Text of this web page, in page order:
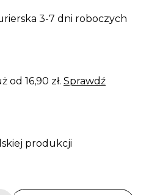
3-7 dni roboczych
od 16,90 zł. Sprawdź
produkcji